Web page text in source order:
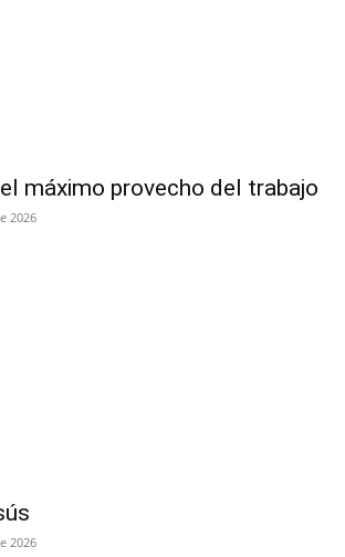
máximo provecho del trabajo
2026
2026